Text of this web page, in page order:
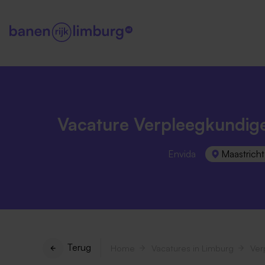
Vacature
Envida Maastricht
Terug